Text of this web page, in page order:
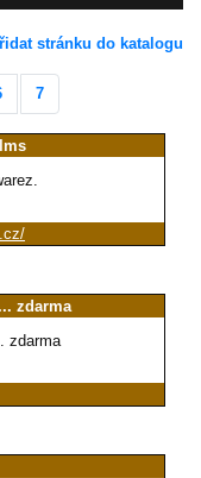
stránku do katalogu
7
zdarma
zdarma